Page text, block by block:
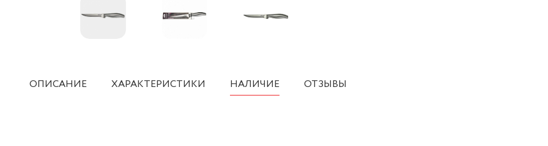
ОПИСАНИЕ ХАРАКТЕРИСТИКИ НАЛИЧИЕ ОТЗЫВЫ